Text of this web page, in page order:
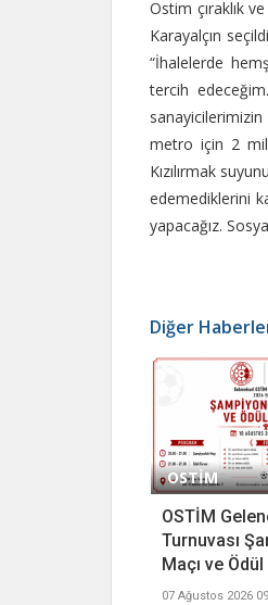
Ostim çıraklık
Karayalçın
“İhalelerde
tercih
metro için 2
Kızılırmak
edemediklerini
yapacağız.
Diğer
OSTİM
OSTİM
Turnuvası
Maçı ve
07 Ağustos 2026